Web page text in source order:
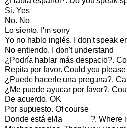
Si. Yes
No. No
Lo siento. I'm sorry
Yo no hablo inglés. I don't speak
No entiendo. I don't understand
¿Podría hablar más despacio?.
Repita por favor. Could you
¿Puedo hacerle una preguna?.
¿Me puede ayudar por favor?.
De acuerdo. OK
Por supuesto. Of course
Donde está el/la ______?. Where